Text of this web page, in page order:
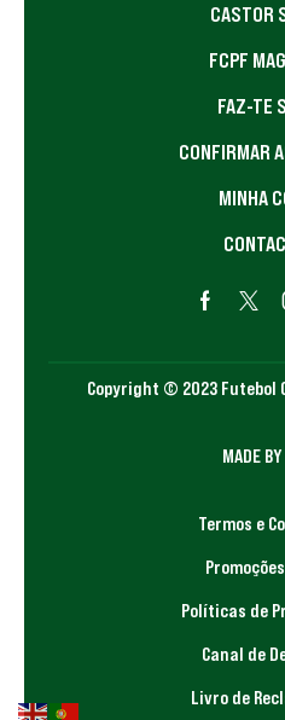
CASTOR
FCPF
FAZ-TE
CONFIRMAR
MINHA
Copyright © 2023 Futebol
MADE
Termos e
Políticas de
Canal de
Livro de